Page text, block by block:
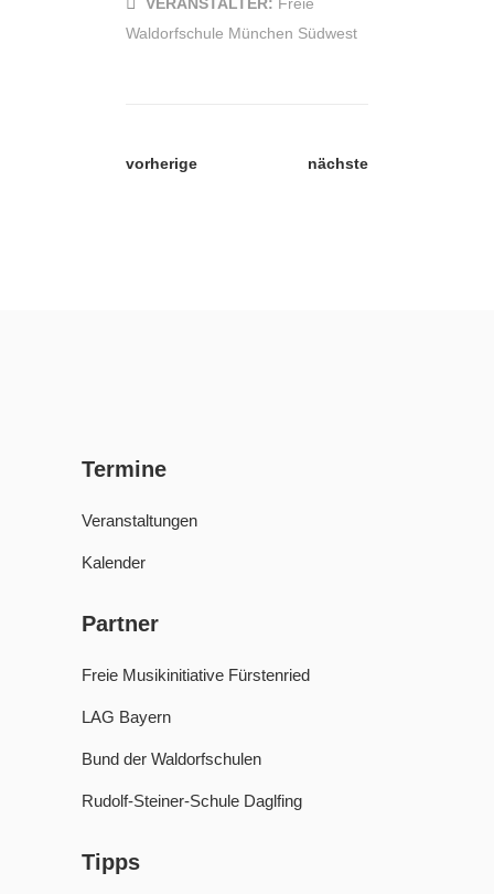
Waldorfschule München Südwest
vorherige nächste
Termine
Veranstaltungen
Kalender
Partner
Freie Musikinitiative Fürstenried
LAG Bayern
Bund der Waldorfschulen
Rudolf-Steiner-Schule Daglfing
Tipps